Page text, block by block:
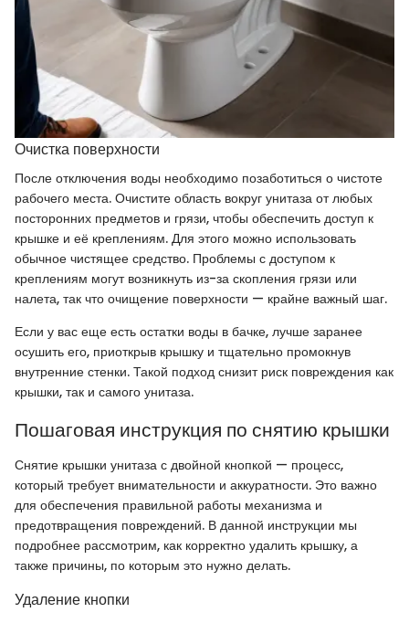
Очистка поверхности
После отключения воды необходимо позаботиться о чистоте
рабочего места. Очистите область вокруг унитаза от любых
посторонних предметов и грязи, чтобы обеспечить доступ к
крышке и её креплениям. Для этого можно использовать
обычное чистящее средство. Проблемы с доступом к
креплениям могут возникнуть из-за скопления грязи или
налета, так что очищение поверхности — крайне важный шаг.
Если у вас еще есть остатки воды в бачке, лучше заранее
осушить его, приоткрыв крышку и тщательно промокнув
внутренние стенки. Такой подход снизит риск повреждения как
крышки, так и самого унитаза.
Пошаговая инструкция по снятию крышки
Снятие крышки унитаза с двойной кнопкой — процесс,
который требует внимательности и аккуратности. Это важно
для обеспечения правильной работы механизма и
предотвращения повреждений. В данной инструкции мы
подробнее рассмотрим, как корректно удалить крышку, а
также причины, по которым это нужно делать.
Удаление кнопки